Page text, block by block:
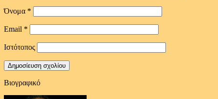
Όνομα *
Email *
Ιστότοπος
Βιογραφικό